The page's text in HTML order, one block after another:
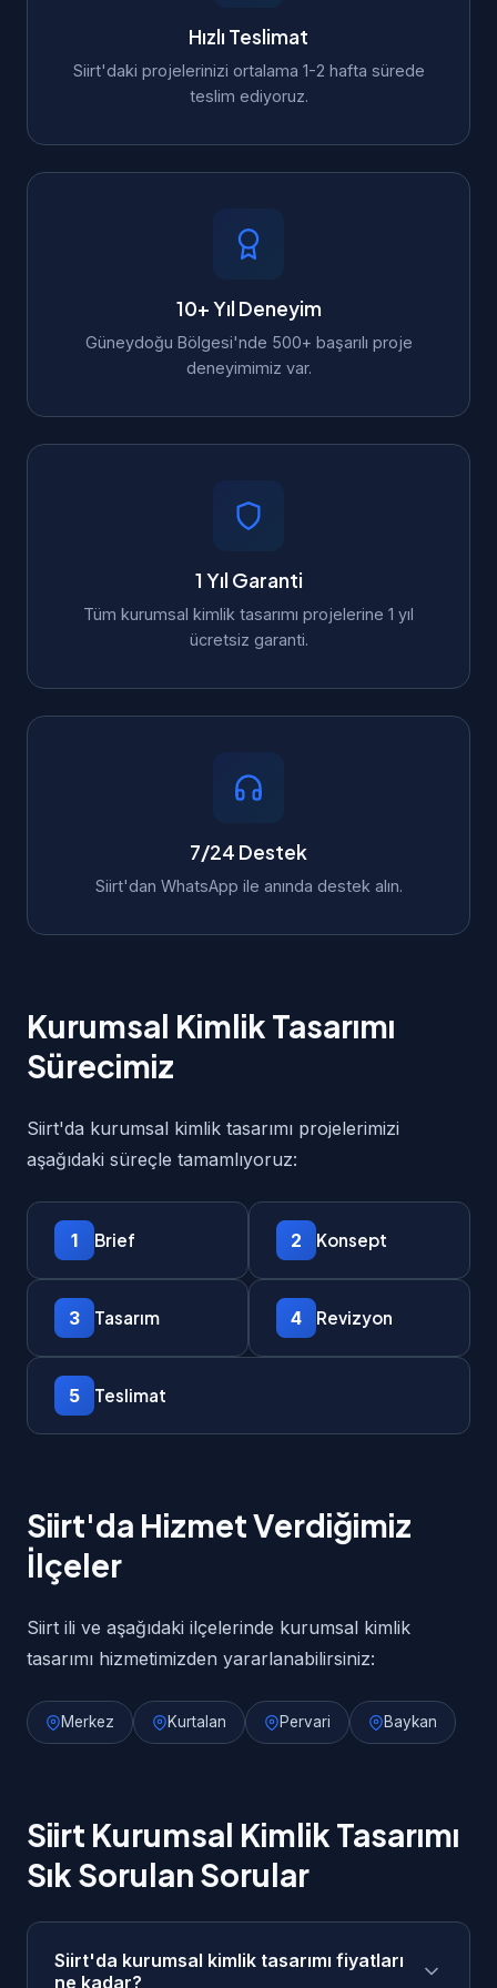
Hızlı Teslimat
Siirt'daki projelerinizi ortalama 1-2 hafta sürede
teslim ediyoruz.
10+ Yıl Deneyim
Güneydoğu Bölgesi'nde 500+ başarılı proje
deneyimimiz var.
1 Yıl Garanti
Tüm kurumsal kimlik tasarımı projelerine 1 yıl
ücretsiz garanti.
7/24 Destek
Siirt'dan WhatsApp ile anında destek alın.
Kurumsal Kimlik Tasarımı
Sürecimiz
Siirt'da kurumsal kimlik tasarımı projelerimizi
aşağıdaki süreçle tamamlıyoruz:
1 Brief 2 Konsept
3 Tasarım 4 Revizyon
5 Teslimat
Siirt'da Hizmet Verdiğimiz
İlçeler
Siirt ili ve aşağıdaki ilçelerinde kurumsal kimlik
tasarımı hizmetimizden yararlanabilirsiniz:
Merkez Kurtalan Pervari Baykan
Siirt Kurumsal Kimlik Tasarımı
Sık Sorulan Sorular
Siirt'da kurumsal kimlik tasarımı fiyatları
ne kadar?